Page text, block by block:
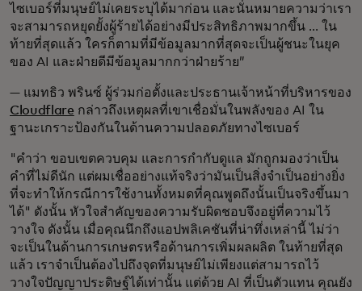
ไซเบอร์ที่มนุษย์ไม่เคยระบุได้มาก่อน และนั่นหมายความว่าเรา
จะสามารถหยุดยั้งผู้ร้ายได้อย่างมีประสิทธิภาพมากขึ้น ... ใน
ท้ายที่สุดแล้ว ใครก็ตามที่มีข้อมูลมากที่สุดจะเป็นผู้ชนะในยุค
ของ AI และฝ่ายดีมีข้อมูลมากกว่าฝ่ายร้าย”
— แมทธิว พรินซ์ ผู้ร่วมก่อตั้งและประธานเจ้าหน้าที่บริหารของ
Cloudflare กล่าวถึงเหตุผลที่เขาเชื่อมั่นในพลังของ AI ใน
ฐานะเกราะป้องกันในด้านความปลอดภัยทางไซเบอร์
"คำว่า ขอบเขตควบคุม และการกำกับดูแล มักถูกมองว่าเป็น
คำที่ไม่ดีนัก แต่ผมเชื่ออย่างแท้จริงว่ามันเป็นสิ่งจำเป็นอย่างยิ่ง
ที่จะทำให้กรณีการใช้งานทั้งหมดที่คุณพูดถึงนั้นเป็นจริงขึ้นมา
ได้" ดังนั้น หัวใจสำคัญของความรับผิดชอบจึงอยู่ที่ความไว้
วางใจ ดังนั้น เมื่อคุณนึกถึงแอปพลิเคชันที่น่าทึ่งเหล่านี้ ไม่ว่า
จะเป็นในด้านการเกษตรหรือด้านการเพิ่มผลผลิต ในท้ายที่สุด
แล้ว เราจำเป็นต้องไปถึงจุดที่มนุษย์ไม่เพียงแต่สามารถไว้
วางใจปัญญาประดิษฐ์ได้เท่านั้น แต่ด้วย AI ที่เป็นตัวแทน คุณยัง